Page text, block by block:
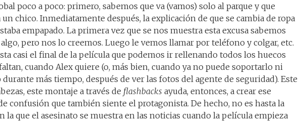
poco a poco: primero, sabemos que va (vamos) solo al parque y que
un chico. Inmediatamente después, la explicación de que se cambia de ropa
empapado. La primera vez que se nos muestra esta excusa sabemos
pero nos lo creemos. Luego le vemos llamar por teléfono y colgar, etc.
casi el final de la película que podemos ir rellenando todos los huecos
cuando Alex quiere (o, más bien, cuando ya no puede soportarlo ni
más tiempo, después de ver las fotos del agente de seguridad). Este
este montaje a través de flashbacks ayuda, entonces, a crear ese
confusión que también siente el protagonista. De hecho, no es hasta la
la que el asesinato se muestra en las noticias cuando la película empieza